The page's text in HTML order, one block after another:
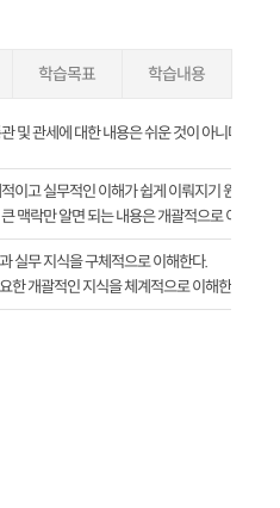
학습목표 학습내용
및 관세에 대한 내용은 쉬운 것이 아니다. 관
이고 실무적인 이해가 쉽게 이뤄지기 원하는
맥락만 알면 되는 내용은 개괄적으로 이해하
실무 지식을 구체적으로 이해한다.
한 개괄적인 지식을 체계적으로 이해한다.